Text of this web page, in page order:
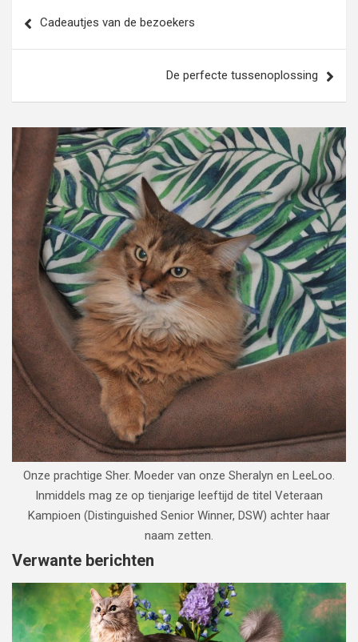
navigatie
Cadeautjes van de bezoekers
De perfecte tussenoplossing
Onze prachtige Sher. Moeder van onze Sheralyn en LeeLoo.
Inmiddels mag ze op tienjarige leeftijd de titel Veteraan
Kampioen (Distinguished Senior Winner, DSW) achter haar
naam zetten.
Verwante berichten